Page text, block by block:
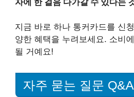
지금 바로 하나 통커카드를 신
양한 혜택을 누려보세요. 소비
될 거예요!
자주 묻는 질문 Q&A